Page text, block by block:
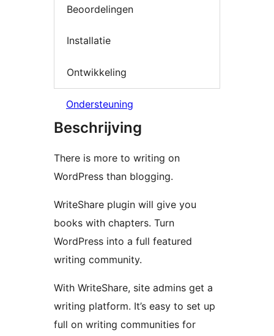
Beoordelingen
Installatie
Ontwikkeling
Ondersteuning
Beschrijving
There is more to writing on
WordPress than blogging.
WriteShare plugin will give you
books with chapters. Turn
WordPress into a full featured
writing community.
With WriteShare, site admins get a
writing platform. It’s easy to set up
full on writing communities for